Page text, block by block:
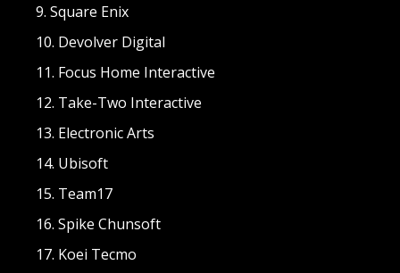
Square Enix
Devolver Digital
Focus Home Interactive
Take-Two Interactive
Electronic Arts
Ubisoft
Team17
Spike Chunsoft
Koei Tecmo